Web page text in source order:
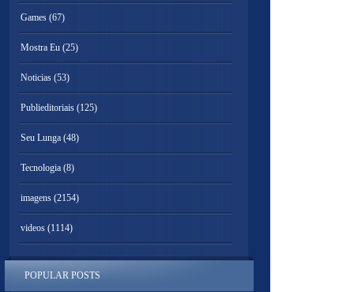
Games (67)
Mostra Eu (25)
Noticias (53)
Publieditoriais (125)
Seu Lunga (48)
Tecnologia (8)
imagens (2154)
videos (1114)
POPULAR POSTS